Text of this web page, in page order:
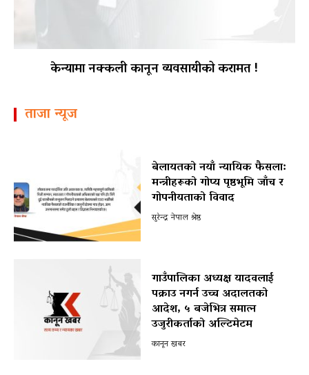
केन्यामा नक्कली कानून व्यवसायीको करामत !
ताजा न्यूज
बेलायतको नयाँ न्यायिक फैसला:
मन्त्रीहरूको गोप्य पृष्ठभूमि जाँच र
गोपनीयताको विवाद
सुरेन्द्र नेपाल श्रेष्ठ
गाउँपालिका अध्यक्ष यादवलाई
पक्राउ नगर्न उच्च अदालतको
आदेश, ५ बजेभित्र समात्न
उजुरीकर्ताको अल्टिमेटम
कानून खबर